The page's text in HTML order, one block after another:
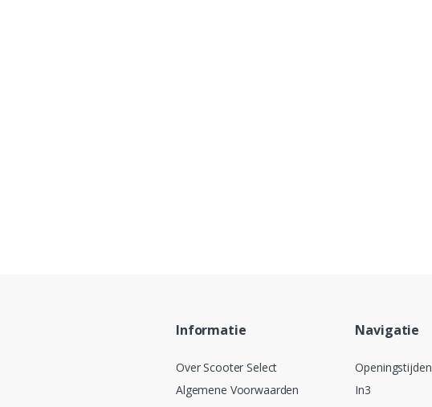
Informatie
Over Scooter Select
Algemene Voorwaarden
Navigatie
Openingstijden
In3